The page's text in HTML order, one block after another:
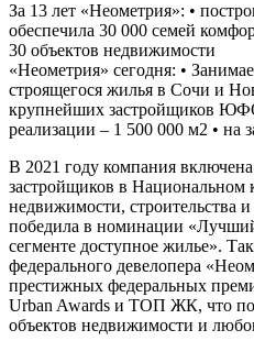
За 13 лет «Неометрия»: •
обеспечила 30 000 семей
30 объектов недвижимости
«Неометрия» сегодня: •
строящегося жилья в Сочи и
крупнейших застройщиков
реализации – 1 500 000 м2 • на
В 2021 году компания
застройщиков в Национальном
недвижимости, строительства
победила в номинации
сегменте доступное жилье».
федерального девелопера
престижных федеральных
Urban Awards и ТОП ЖК, что
объектов недвижимости и